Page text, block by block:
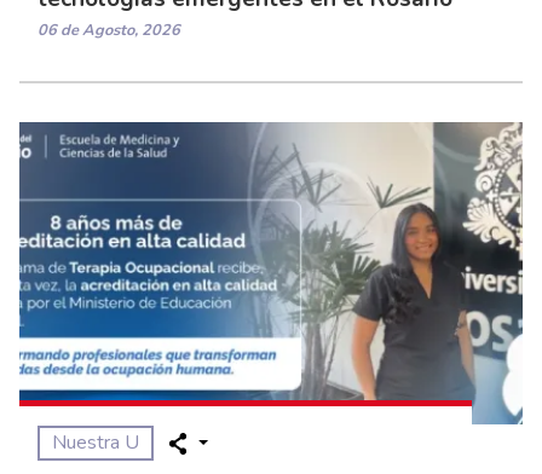
06 de Agosto, 2026
Nuestra U